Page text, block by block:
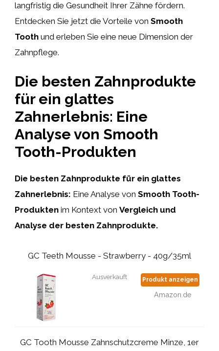
langfristig die Gesundheit Ihrer Zähne fördern.
Entdecken Sie jetzt die Vorteile von Smooth
Tooth und erleben Sie eine neue Dimension der
Zahnpflege.
Die besten Zahnprodukte
für ein glattes
Zahnerlebnis: Eine
Analyse von Smooth
Tooth-Produkten
Die besten Zahnprodukte für ein glattes
Zahnerlebnis: Eine Analyse von Smooth Tooth-
Produkten im Kontext von Vergleich und
Analyse der besten Zahnprodukte.
GC Teeth Mousse - Strawberry - 40g/35ml
Ausverkauft Produkt anzeigen
Amazon.de
GC Tooth Mousse Zahnschutzcreme Minze, 1er